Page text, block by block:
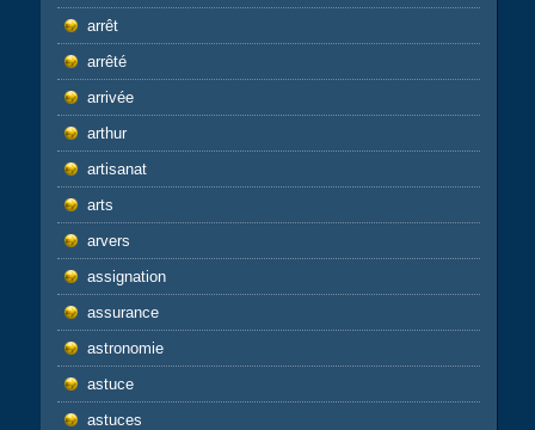
arrêt
arrêté
arrivée
arthur
artisanat
arts
arvers
assignation
assurance
astronomie
astuce
astuces